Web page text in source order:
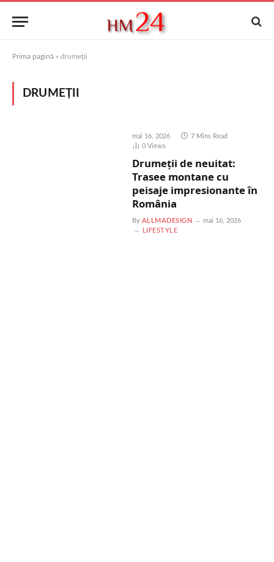
Prima pagină » drumeții
DRUMEȚII
mai 16, 2026
7 Mins Read
0 Views
Drumeții de neuitat:
Trasee montane cu
peisaje impresionante în
România
By ALLMADESIGN
mai 16, 2026
LIFESTYLE